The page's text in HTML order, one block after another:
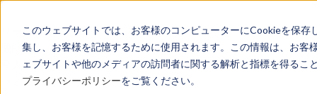
このウェブサイトでは、お客様のコンピューターにCookieを保
集し、お客様を記憶するために使用されます。この情報は、お
ェブサイトや他のメディアの訪問者に関する解析と指標を得る
プライバシーポリシーをご覧ください。
リーガレッジとは
機能一覧
導入事例
セミナー情報